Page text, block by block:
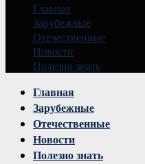
Главная
Зарубежные
Отечественные
Новости
Полезно знать
Главная
Зарубежные
Отечественные
Новости
Полезно знать